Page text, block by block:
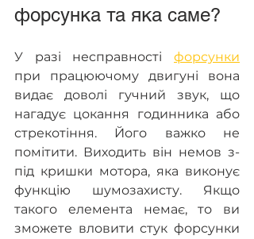
форсунка та яка саме?
У разі несправності форсунки
при працюючому двигуні вона
видає доволі гучний звук, що
нагадує цокання годинника або
стрекотіння. Його важко не
помітити. Виходить він немов з-
під кришки мотора, яка виконує
функцію шумозахисту. Якщо
такого елемента немає, то ви
зможете вловити стук форсунки